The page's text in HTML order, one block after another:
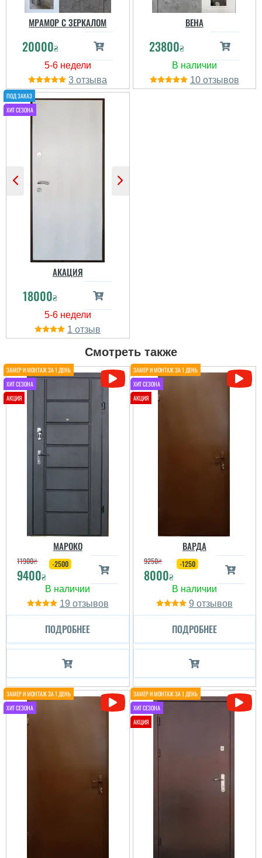
МРАМОР С ЗЕРКАЛОМ
20000₴
3
ВЕНА
23800₴
10
оставил комментариев
АКАЦИЯ
18000₴
1
Смотреть также
МАРОКО
11900₴
9400₴
-2500
19
ПОДРОБНЕЕ
ВАРДА
9250₴
8000₴
-1250
9
ПОДРОБНЕЕ